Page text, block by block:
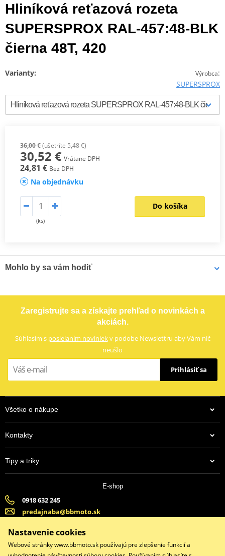
Hliníková reťazová rozeta
SUPERSPROX RAL-457:48-BLK
čierna 48T, 420
Výrobca:
SUPERSPROX
Varianty:
36,00 €(ušetríte 5,48 €)
30,52 € Vrátane DPH
24,81 € Bez DPH
Na objednávku
(ks)
Do košíka
Mohlo by sa vám hodiť
Zaregistrujte sa a získajte prehľad o novinkách a
akciách.
Súhlasím s posielaním noviniekv podobe Newslettru aby Vám nič
neušlo
Prihlásiť sa
Všetko o nákupe
Kontakty
Tipy a triky
E-shop
0918 632 245
predajnaba@bbmoto.sk
(Po-Pi 9:00-18:00, So-9:00-15:00)
Nastavenie cookies
Webové stránky www.bbmoto.sk používajú pre zlepšenie funkcií a